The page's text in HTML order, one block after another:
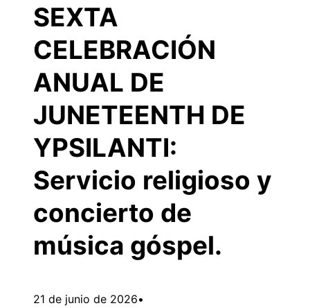
SEXTA
CELEBRACIÓN
ANUAL DE
JUNETEENTH DE
YPSILANTI:
Servicio religioso y
concierto de
música góspel.
21 de junio de 2026•